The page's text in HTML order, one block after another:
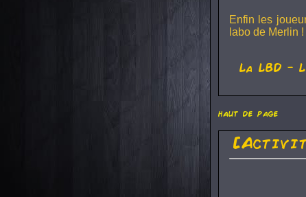
Enfin les
labo de Merlin !
La LBD -
haut de page